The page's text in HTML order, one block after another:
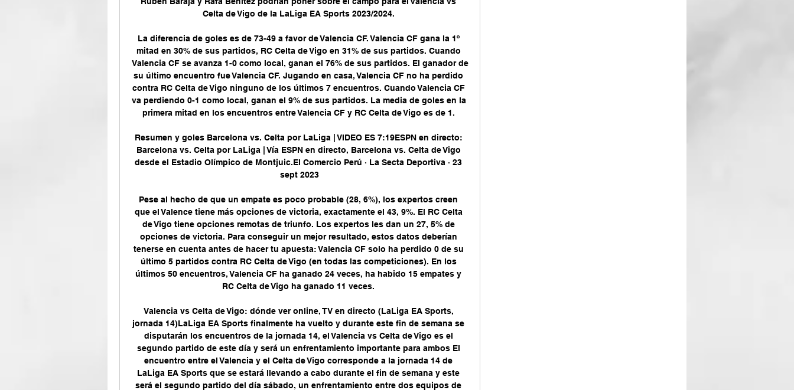
Celta de Vigo de la LaLiga EA Sports 2023/2024.
La diferencia de goles es de 73-49 a favor de Valencia CF. Valencia CF gana la 1º
mitad en 30% de sus partidos, RC Celta de Vigo en 31% de sus partidos. Cuando
Valencia CF se avanza 1-0 como local, ganan el 76% de sus partidos. El ganador de
su último encuentro fue Valencia CF. Jugando en casa, Valencia CF no ha perdido
contra RC Celta de Vigo ninguno de los últimos 7 encuentros. Cuando Valencia CF
va perdiendo 0-1 como local, ganan el 9% de sus partidos. La media de goles en la
primera mitad en los encuentros entre Valencia CF y RC Celta de Vigo es de 1.
Resumen y goles Barcelona vs. Celta por LaLiga | VIDEO ES 7:19ESPN en directo:
Barcelona vs. Celta por LaLiga | Vía ESPN en directo, Barcelona vs. Celta de Vigo
desde el Estadio Olímpico de Montjuic.El Comercio Perú · La Secta Deportiva · 23
sept 2023
Pese al hecho de que un empate es poco probable (28, 6%), los expertos creen
que el Valence tiene más opciones de victoria, exactamente el 43, 9%. El RC Celta
de Vigo tiene opciones remotas de triunfo. Los expertos les dan un 27, 5% de
opciones de victoria. Para conseguir un mejor resultado, estos datos deberían
tenerse en cuenta antes de hacer tu apuesta: Valencia CF solo ha perdido 0 de su
último 5 partidos contra RC Celta de Vigo (en todas las competiciones). En los
últimos 50 encuentros, Valencia CF ha ganado 24 veces, ha habido 15 empates y
RC Celta de Vigo ha ganado 11 veces.
Valencia vs Celta de Vigo: dónde ver online, TV en directo (LaLiga EA Sports,
jornada 14)LaLiga EA Sports finalmente ha vuelto y durante este fin de semana se
disputarán los encuentros de la jornada 14, el Valencia vs Celta de Vigo es el
segundo partido de este día y será un enfrentamiento importante para ambos El
encuentro entre el Valencia y el Celta de Vigo corresponde a la jornada 14 de
LaLiga EA Sports que se estará llevando a cabo durante el fin de semana y este
será el segundo partido del día sábado, un enfrentamiento entre dos equipos de